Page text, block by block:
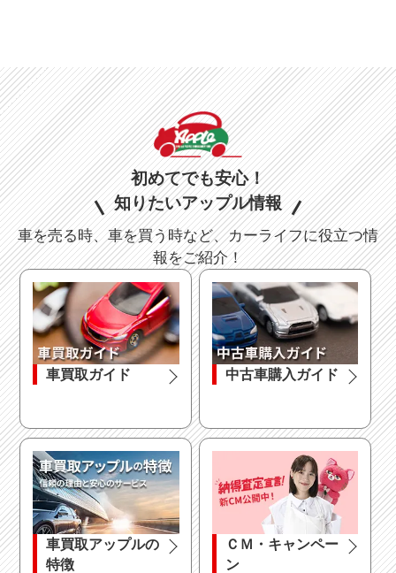
初めてでも安心！
知りたいアップル情報
車を売る時、車を買う時など、カーライフに役立つ情
報をご紹介！
車買取ガイド 中古車購入ガイド
車買取アップルの
特徴
ＣＭ・キャンペー
ン